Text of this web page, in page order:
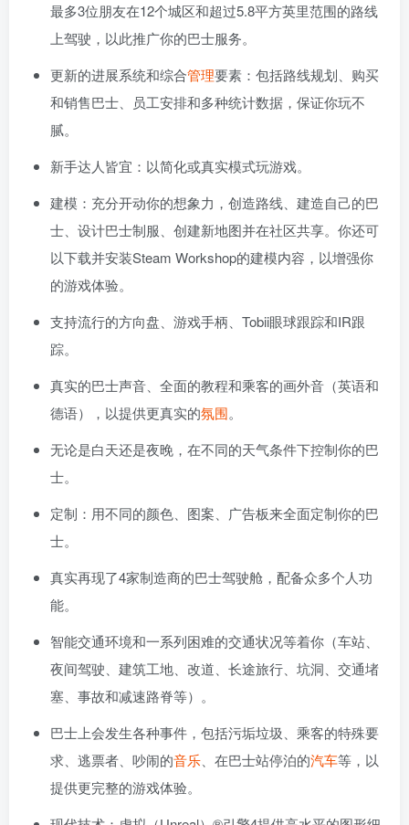
最多3位朋友在12个城区和超过5.8平方英里范围的路线
上驾驶，以此推广你的巴士服务。
更新的进展系统和综合管理要素：包括路线规划、购买
和销售巴士、员工安排和多种统计数据，保证你玩不
腻。
新手达人皆宜：以简化或真实模式玩游戏。
建模：充分开动你的想象力，创造路线、建造自己的巴
士、设计巴士制服、创建新地图并在社区共享。你还可
以下载并安装Steam Workshop的建模内容，以增强你
的游戏体验。
支持流行的方向盘、游戏手柄、Tobii眼球跟踪和IR跟
踪。
真实的巴士声音、全面的教程和乘客的画外音（英语和
德语），以提供更真实的氛围。
无论是白天还是夜晚，在不同的天气条件下控制你的巴
士。
定制：用不同的颜色、图案、广告板来全面定制你的巴
士。
真实再现了4家制造商的巴士驾驶舱，配备众多个人功
能。
智能交通环境和一系列困难的交通状况等着你（车站、
夜间驾驶、建筑工地、改道、长途旅行、坑洞、交通堵
塞、事故和减速路脊等）。
巴士上会发生各种事件，包括污垢垃圾、乘客的特殊要
求、逃票者、吵闹的音乐 、在巴士站停泊的汽车等，以
提供更完整的游戏体验。